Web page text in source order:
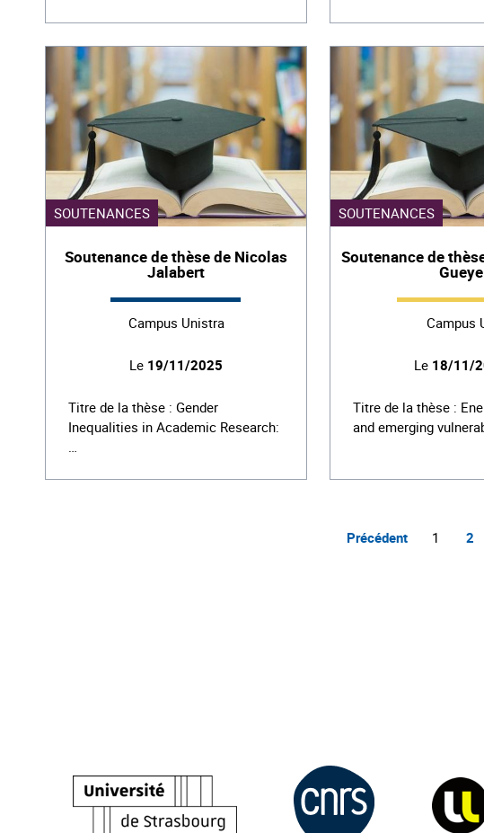
SOUTENANCES
Soutenance de thèse de Nicolas
Jalabert
Campus Unistra
Le 19/11/2025
Titre de la thèse : Gender
Inequalities in Academic Research:
…
SOUTENANCES
Soutenance de
Gueye
Campus
Le 18/11/
Titre de la thèse :
and emerging
Précédent 1 2